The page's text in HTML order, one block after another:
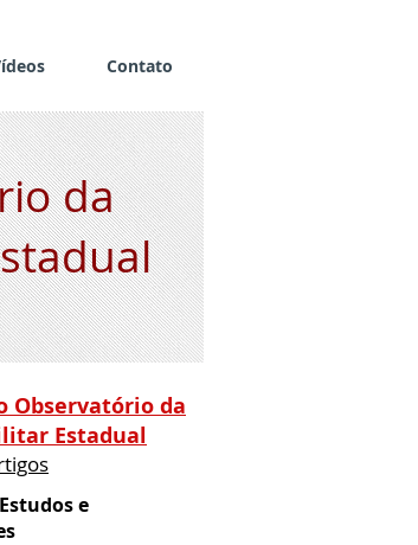
Contato
da
Observatório da
Estadual
e